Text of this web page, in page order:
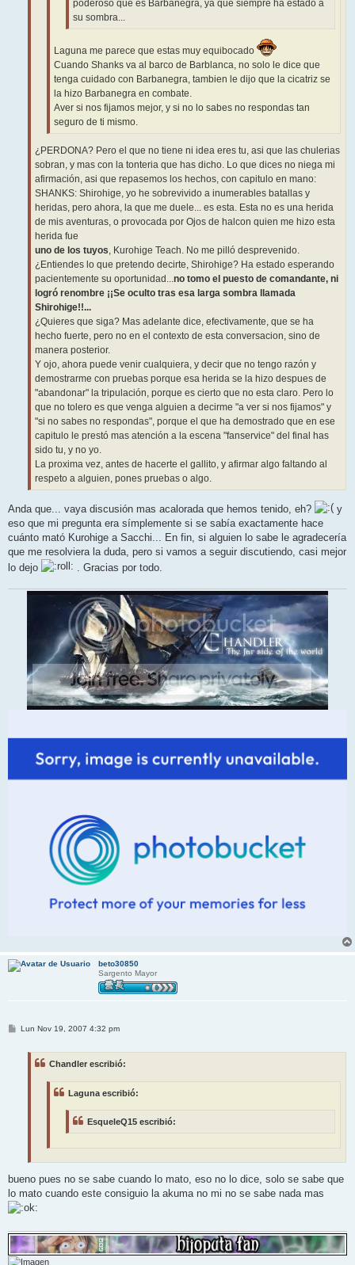
poderoso que es Barbanegra, ya que siempre ha estado a
su sombra...
Laguna me parece que estas muy equibocado
Cuando Shanks va al barco de Barblanca, no solo le dice que
tenga cuidado con Barbanegra, tambien le dijo que la cicatriz se
la hizo Barbanegra en combate.
Aver si nos fijamos mejor, y si no lo sabes no respondas tan
seguro de ti mismo.
¿PERDONA? Pero el que no tiene ni idea eres tu, asi que las chulerias
sobran, y mas con la tonteria que has dicho. Lo que dices no niega mi
afirmación, asi que repasemos los hechos, con capitulo en mano:
SHANKS: Shirohige, yo he sobrevivido a inumerables batallas y
heridas, pero ahora, la que me duele... es esta. Esta no es una herida
de mis aventuras, o provocada por Ojos de halcon quien me hizo esta
herida fue
uno de los tuyos, Kurohige Teach. No me pilló desprevenido.
¿Entiendes lo que pretendo decirte, Shirohige? Ha estado esperando
pacientemente su oportunidad...no tomo el puesto de comandante, ni
logró renombre ¡¡Se oculto tras esa larga sombra llamada
Shirohige!!...
¿Quieres que siga? Mas adelante dice, efectivamente, que se ha
hecho fuerte, pero no en el contexto de esta conversacion, sino de
manera posterior.
Y ojo, ahora puede venir cualquiera, y decir que no tengo razón y
demostrarme con pruebas porque esa herida se la hizo despues de
"abandonar" la tripulación, porque es cierto que no esta claro. Pero lo
que no tolero es que venga alguien a decirme "a ver si nos fijamos" y
"si no sabes no respondas", porque el que ha demostrado que en ese
capitulo le prestó mas atención a la escena "fanservice" del final has
sido tu, y no yo.
La proxima vez, antes de hacerte el gallito, y afirmar algo faltando al
respeto a alguien, pones pruebas o algo.
Anda que... vaya discusión mas acalorada que hemos tenido, eh?
y
eso que mi pregunta era símplemente si se sabía exactamente hace
cuánto mató Kurohige a Sacchi... En fin, si alguien lo sabe le agradecería
que me resolviera la duda, pero si vamos a seguir discutiendo, casi mejor
lo dejo
. Gracias por todo.
beto30850
Sargento Mayor
MLun Nov 19, 2007 4:32 pm
Chandler escribió:
Laguna escribió:
EsqueleQ15 escribió:
bueno pues no se sabe cuando lo mato, eso no lo dice, solo se sabe que
lo mato cuando este consiguio la akuma no mi no se sabe nada mas